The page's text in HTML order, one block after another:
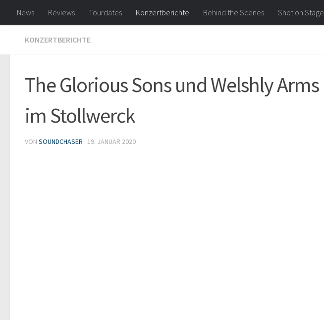
Zum Inhalt springen
News Reviews Tourdates Konzertberichte Behind the Scenes Shot on Stage
KONZERTBERICHTE
The Glorious Sons und Welshly Arms
im Stollwerck
VON SOUNDCHASER · 19. JANUAR 2020